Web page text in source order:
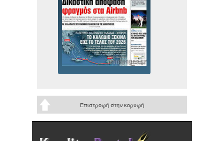
Επιστροφή στην κορυφή